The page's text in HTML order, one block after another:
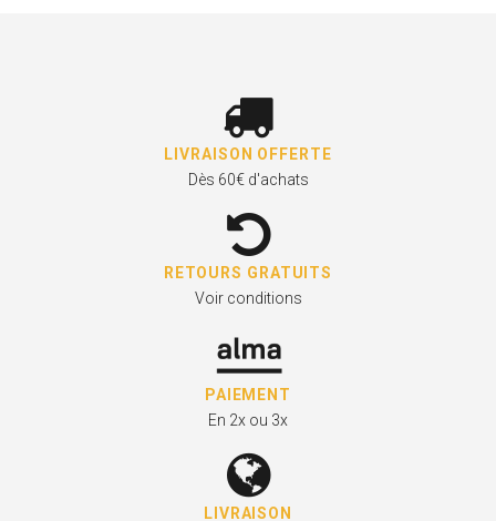
LIVRAISON OFFERTE
Dès 60€ d'achats
RETOURS GRATUITS
Voir conditions
PAIEMENT
En 2x ou 3x
LIVRAISON